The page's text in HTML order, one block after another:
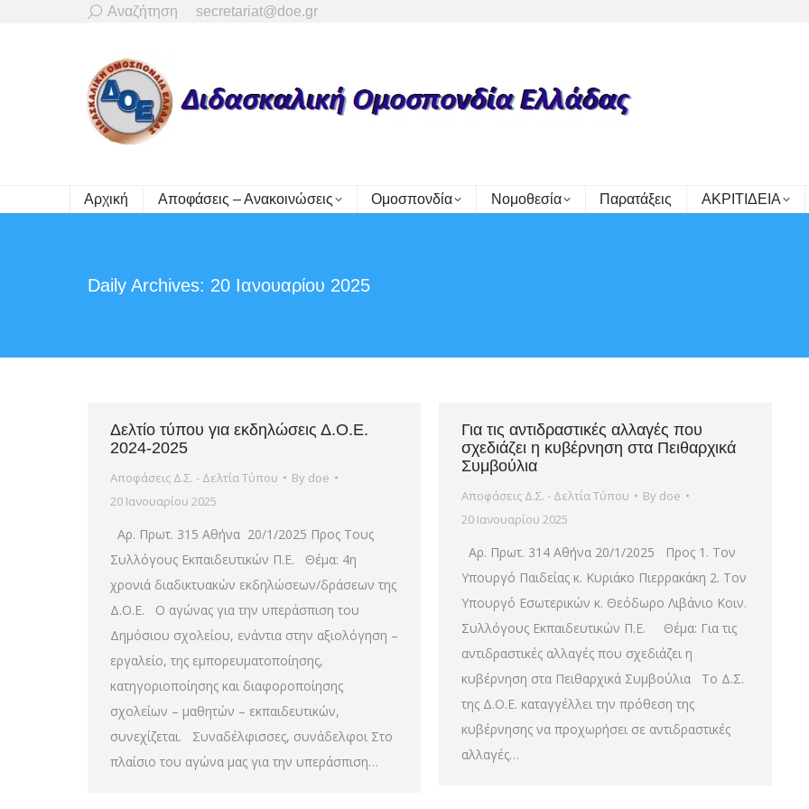
Search:
Αναζήτηση secretariat@doe.gr
Αρχική Αποφάσεις – Ανακοινώσεις Ομοσπονδία Νομοθεσία Παρατάξεις ΑΚΡΙΤΙΔΕΙΑ
Daily Archives: 20 Ιανουαρίου 2025
Δελτίο τύπου για εκδηλώσεις Δ.Ο.Ε.
2024-2025
Αποφάσεις Δ.Σ. - Δελτία Τύπου By doe
20 Ιανουαρίου 2025
Αρ. Πρωτ. 315 Αθήνα 20/1/2025 Προς Τους
Συλλόγους Εκπαιδευτικών Π.Ε. Θέμα: 4η
χρονιά διαδικτυακών εκδηλώσεων/δράσεων της
Δ.Ο.Ε. Ο αγώνας για την υπεράσπιση του
Δημόσιου σχολείου, ενάντια στην αξιολόγηση –
εργαλείο, της εμπορευματοποίησης,
κατηγοριοποίησης και διαφοροποίησης
σχολείων – μαθητών – εκπαιδευτικών,
συνεχίζεται. Συναδέλφισσες, συνάδελφοι Στο
πλαίσιο του αγώνα μας για την υπεράσπιση…
Για τις αντιδραστικές αλλαγές που
σχεδιάζει η κυβέρνηση στα Πειθαρχικά
Συμβούλια
Αποφάσεις Δ.Σ. - Δελτία Τύπου By doe
20 Ιανουαρίου 2025
Αρ. Πρωτ. 314 Αθήνα 20/1/2025 Προς 1. Τον
Υπουργό Παιδείας κ. Κυριάκο Πιερρακάκη 2. Τον
Υπουργό Εσωτερικών κ. Θεόδωρο Λιβάνιο Κοιν.
Συλλόγους Εκπαιδευτικών Π.Ε. Θέμα: Για τις
αντιδραστικές αλλαγές που σχεδιάζει η
κυβέρνηση στα Πειθαρχικά Συμβούλια Το Δ.Σ.
της Δ.Ο.Ε. καταγγέλλει την πρόθεση της
κυβέρνησης να προχωρήσει σε αντιδραστικές
αλλαγές…